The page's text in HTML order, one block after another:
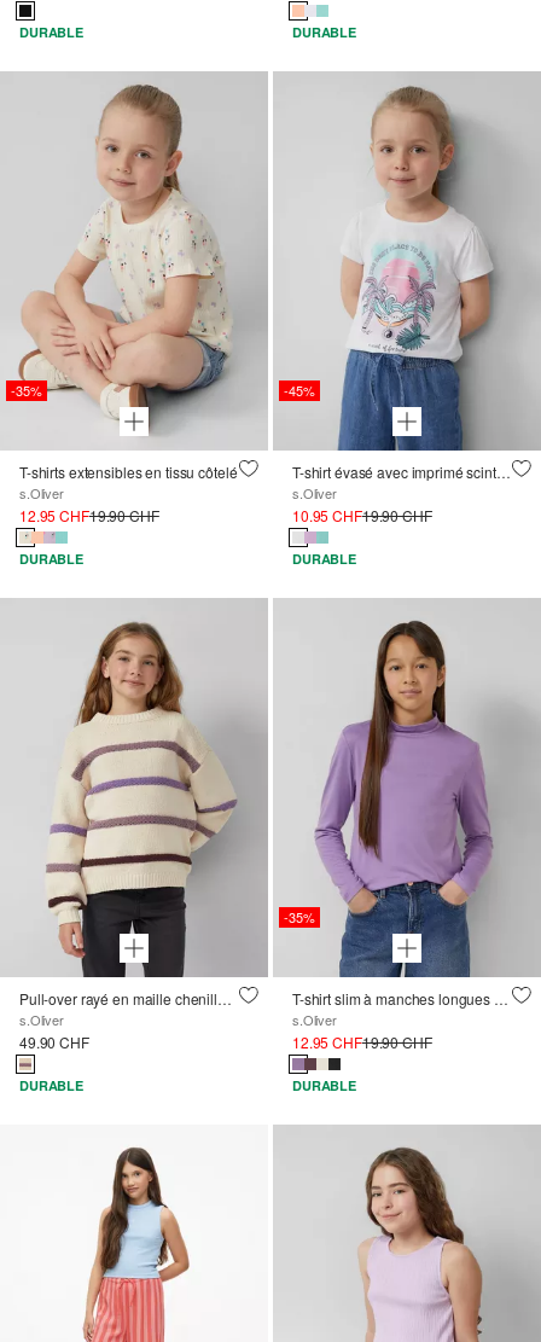
DURABLE DURABLE
-35%
T-shirts extensibles en tissu côtelé
s.Oliver
12.95 CHF19.90 CHF
DURABLE
-45%
T-shirt évasé avec imprimé scintillant et manches bouffantes
s.Oliver
10.95 CHF19.90 CHF
DURABLE
Pull-over rayé en maille chenille loose fit
s.Oliver
49.90 CHF
DURABLE
-35%
T-shirt slim à manches longues et col montant
s.Oliver
12.95 CHF19.90 CHF
DURABLE